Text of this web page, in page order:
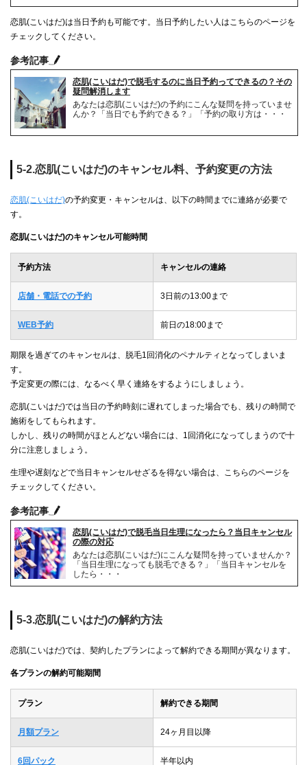
恋肌(こいはだ)は当日予約も可能です。当日予約したい人はこちらのページを
チェックしてください。
参考記事
恋肌(こいはだ)で脱毛するのに当日予約ってできるの？その
疑問解消します
あなたは恋肌(こいはだ)の予約にこんな疑問を持っていませ
んか？「当日でも予約できる？」「予約の取り方は・・・
5-2.恋肌(こいはだ)のキャンセル料、予約変更の方法
恋肌(こいはだ)の予約変更・キャンセルは、以下の時間までに連絡が必要で
す。
恋肌(こいはだ)のキャンセル可能時間
予約方法 キャンセルの連絡
店舗・電話での予約 3日前の13:00まで
WEB予約 前日の18:00まで
期限を過ぎてのキャンセルは、脱毛1回消化のペナルティとなってしまいま
す。
予定変更の際には、なるべく早く連絡をするようにしましょう。
恋肌(こいはだ)では当日の予約時刻に遅れてしまった場合でも、残りの時間で
施術をしてもられます。
しかし、残りの時間がほとんどない場合には、1回消化になってしまうので十
分に注意しましょう。
生理や遅刻などで当日キャンセルせざるを得ない場合は、こちらのページを
チェックしてください。
参考記事
恋肌(こいはだ)で脱毛当日生理になったら？当日キャンセル
の際の対応
あなたは恋肌(こいはだ)にこんな疑問を持っていませんか？
「当日生理になっても脱毛できる？」「当日キャンセルを
したら・・・
5-3.恋肌(こいはだ)の解約方法
恋肌(こいはだ)では、契約したプランによって解約できる期間が異なります。
各プランの解約可能期間
プラン 解約できる期間
月額プラン 24ヶ月目以降
6回パック 半年以内